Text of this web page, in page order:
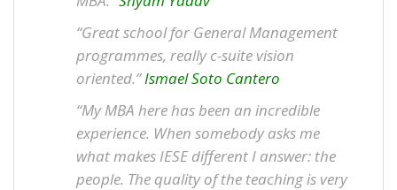
“Great school for General Management
programmes, really c-suite vision
oriented.”Ismael Soto Cantero
“My MBA here has been an incredible
experience. When somebody asks me
what makes IESE different I answer: the
people. The quality of the teaching is very